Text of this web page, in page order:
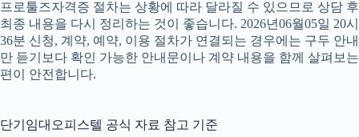
프로툴즈자격증 절차는 상황에 따라 달라질 수 있으므로 상담 후
최종 내용을 다시 정리하는 것이 좋습니다. 2026년06월05일 20시
36분 신청, 계약, 예약, 이용 절차가 연결되는 경우에는 구두 안내
만 듣기보다 확인 가능한 안내문이나 계약 내용을 함께 살펴보는
편이 안전합니다.
단기임대오피스텔 공식 자료 참고 기준